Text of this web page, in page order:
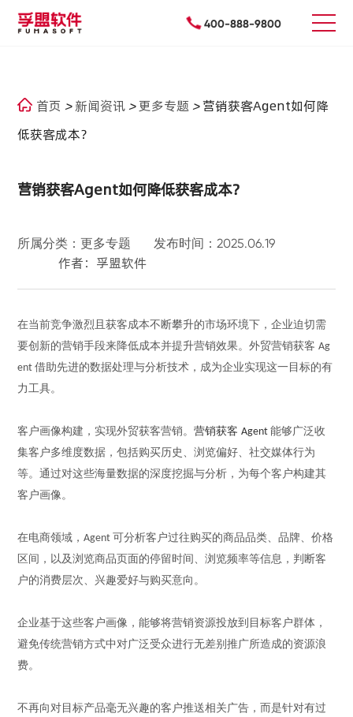
400-888-9800
首页 > 新闻资讯 > 更多专题 >营销获客Agent如何降
低获客成本？
营销获客Agent如何降低获客成本？
所属分类：更多专题 发布时间：2025.06.19
作者：孚盟软件
在当前竞争激烈且获客成本不断攀升的市场环境下，企业迫切需
要创新的营销手段来降低成本并提升营销效果。外贸营销获客 Ag
ent借助先进的数据处理与分析技术，成为企业实现这一目标的有
力工具。
客户画像构建，实现外贸获客营销。营销获客 Agent 能够广泛收
集客户多维度数据，包括购买历史、浏览偏好、社交媒体行为
等。通过对这些海量数据的深度挖掘与分析，为每个客户构建其
客户画像。
在电商领域，Agent可分析客户过往购买的商品品类、品牌、价格
区间，以及浏览商品页面的停留时间、浏览频率等信息，判断客
户的消费层次、兴趣爱好与购买意向。
企业基于这些客户画像，能够将营销资源投放到目标客户群体，
避免传统营销方式中对广泛受众进行无差别推广所造成的资源浪
费。
不再向对目标产品毫无兴趣的客户推送相关广告，而是针对有过